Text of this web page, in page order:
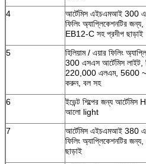
একটি বার্তা
আমরা শীঘ্রই
4
আর্টেমিস এইচএমআই 300
ফিলিং অ্যাপ্লিকেশনটির
EB12-C সহ প্রদীপ ছাড়াই
5
হিলিয়াম / এয়ার ফিলিং
300 এসএস আর্টেমিস
220,000 এলএম, 5600
করুন, বল সহ
6
ইভেন্ট শিল্পের জন্য
আলো light
7
আর্টেমিস এইচএমআই 380
ফিলিং অ্যাপ্লিকেশনটির
ছাড়াই